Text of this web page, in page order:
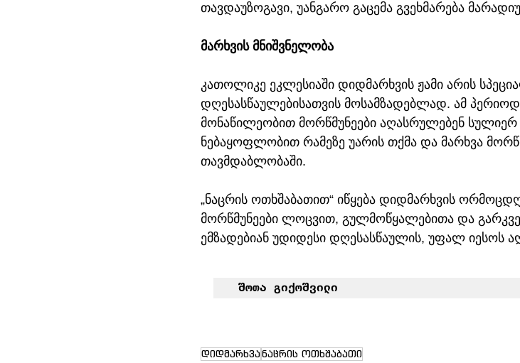
თავდაუზოგავი, უანგარო გაცემა გვეხმარება
მარხვის მნიშვნელობა
კათოლიკე ეკლესიაში დიდმარხვის ჟამი არის
დღესასწაულებისათვის მოსამზადებლად. ამ
მონაწილეობით მორწმუნეები აღასრულებენ
ნებაყოფლობით რამეზე უარის თქმა და მარხვა
თავმდაბლობაში.
„ნაცრის ოთხშაბათით“ იწყება დიდმარხვის
მორწმუნეები ლოცვით, გულმოწყალებითა და
ემზადებიან უდიდესი დღესასწაულის, უფალ იესოს
შოთა გიქოშვილი
დიდმარხვანაცრის ოთხშაბათი